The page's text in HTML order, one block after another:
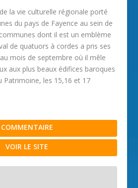
la vie culturelle régionale porté
du pays de Fayence au sein de
dont il est un emblème
de quatuors à cordes a pris ses
mois de septembre où il mêle
aux plus beaux édifices baroques
Patrimoine, les 15,16 et 17
COMMENTAIRE
VOIR LE SITE